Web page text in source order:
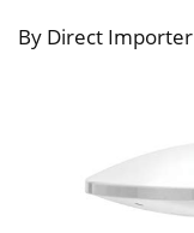
By Direct Importer